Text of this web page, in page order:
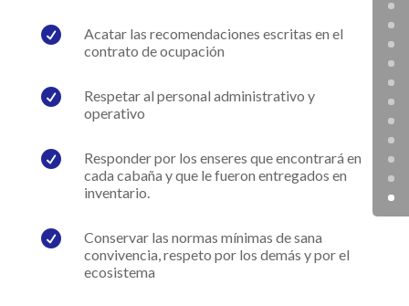

Acatar las recomendaciones escritas en el
contrato de ocupación

Respetar al personal administrativo y
operativo

Responder por los enseres que encontrará en
cada cabaña y que le fueron entregados en
inventario.

Conservar las normas mínimas de sana
convivencia, respeto por los demás y por el
ecosistema